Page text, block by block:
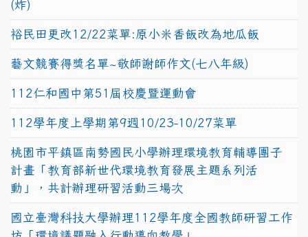
(炸)
裕民田更改12/22菜單:原小米香飯改為地瓜飯
藝文競賽得獎名單~敬師謝師作文(七八年級)
112仁和國中第51屆校慶暨運動會
112學年度上學期第9週10/23-10/27菜單
桃園市平鎮區南勢國民小學辦理環境教育輔導團子
計畫「教育部新世代環境教育發展主題系列活
動」，共計辦理研習活動三場次
國立臺灣科技大學辦理112學年度全國教師研習工作